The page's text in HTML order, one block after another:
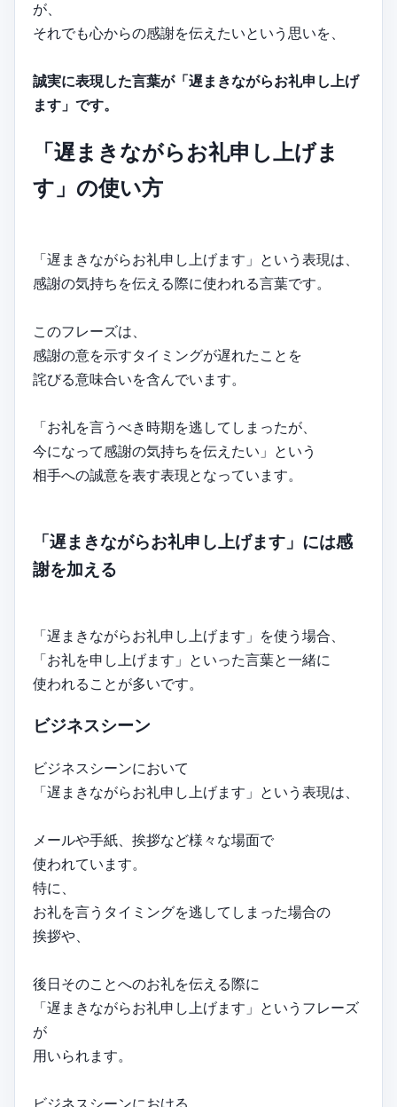
が、
それでも心からの感謝を伝えたいという思いを、
誠実に表現した言葉が「遅まきながらお礼申し上げ
ます」です。
「遅まきながらお礼申し上げま
す」の使い方
「遅まきながらお礼申し上げます」という表現は、
感謝の気持ちを伝える際に使われる言葉です。
このフレーズは、
感謝の意を示すタイミングが遅れたことを
詫びる意味合いを含んでいます。
「お礼を言うべき時期を逃してしまったが、
今になって感謝の気持ちを伝えたい」という
相手への誠意を表す表現となっています。
「遅まきながらお礼申し上げます」には感
謝を加える
「遅まきながらお礼申し上げます」を使う場合、
「お礼を申し上げます」といった言葉と一緒に
使われることが多いです。
ビジネスシーン
ビジネスシーンにおいて
「遅まきながらお礼申し上げます」という表現は、
メールや手紙、挨拶など様々な場面で
使われています。
特に、
お礼を言うタイミングを逃してしまった場合の
挨拶や、
後日そのことへのお礼を伝える際に
「遅まきながらお礼申し上げます」というフレーズ
が
用いられます。